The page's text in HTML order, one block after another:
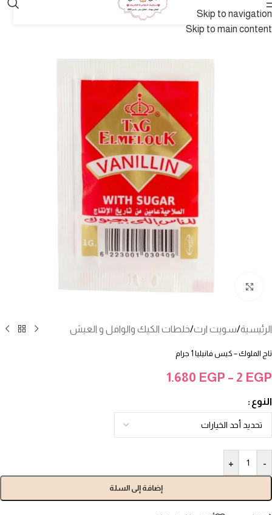
Skip to navigation
Skip to main content
الرئيسية/سويت ارت/خلطات الكيك والوافل و العيش
تاج الملوك – كيس فانيليا 1 جرام
2 EGP
–
1.680 EGP
النوع
-
+
إضافة إلى السلة